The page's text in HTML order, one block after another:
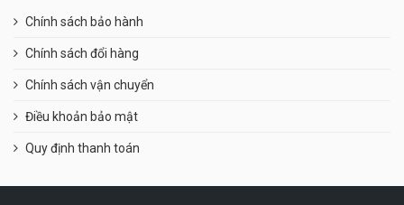
Chính sách bảo hành
Chính sách đổi hàng
Chính sách vận chuyển
Điều khoản bảo mật
Quy định thanh toán